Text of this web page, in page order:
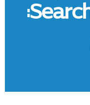
Search Results for: